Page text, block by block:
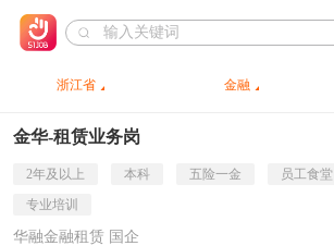
浙江省 金融
金华-租赁业务岗
2年及以上 本科 五险一金 员工食堂
专业培训
华融金融租赁 国企